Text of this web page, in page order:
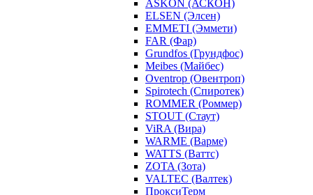
ASKON (АСКОН)
ELSEN (Элсен)
EMMETI (Эммети)
FAR (Фар)
Grundfos (Грундфос)
Meibes (Майбес)
Oventrop (Овентроп)
Spirotech (Спиротек)
ROMMER (Роммер)
STOUT (Стаут)
ViRA (Вира)
WARME (Варме)
WATTS (Ваттс)
ZOTA (Зота)
VALTEC (Валтек)
ПроксиТерм